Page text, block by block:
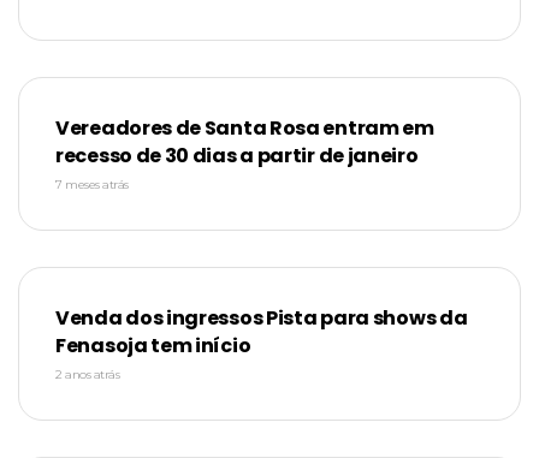
Vereadores de Santa Rosa entram em
recesso de 30 dias a partir de janeiro
7 meses atrás
Venda dos ingressos Pista para shows da
Fenasoja tem início
2 anos atrás